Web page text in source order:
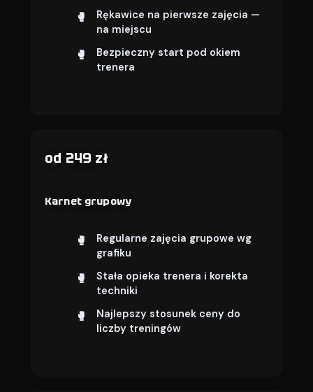
Rękawice na pierwsze zajęcia —
na miejscu
Bezpieczny start pod okiem
trenera
od 249 zł
Karnet grupowy
Regularne zajęcia grupowe wg
grafiku
Stała opieka trenera i korekta
techniki
Najlepszy stosunek ceny do
liczby treningów